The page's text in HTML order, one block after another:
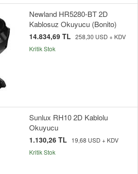
Newland HR5280-BT 2D
Kablosuz Okuyucu (Bonito)
14.834,69 TL 258,30 USD + KDV
Kritik Stok
Sunlux RH10 2D Kablolu
Okuyucu
1.130,26 TL
19,68 USD + KDV
Kritik Stok